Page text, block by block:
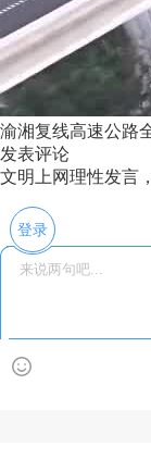
渝湘复线高速公路
发表评论
文明上网理性发言
登录